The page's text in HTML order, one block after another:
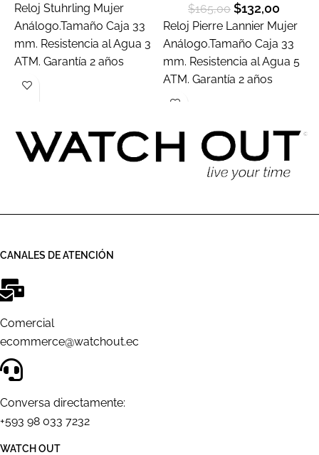
Reloj Stuhrling Mujer
Análogo.Tamaño Caja 33
mm. Resistencia al Agua 3
ATM. Garantía 2 años
$165,00 $132,00
Reloj Pierre Lannier Mujer
Análogo.Tamaño Caja 33
mm. Resistencia al Agua 5
ATM. Garantía 2 años
CANALES DE ATENCIÓN
Comercial
ecommerce@watchout.ec
Conversa directamente:
+593 98 033 7232
WATCH OUT